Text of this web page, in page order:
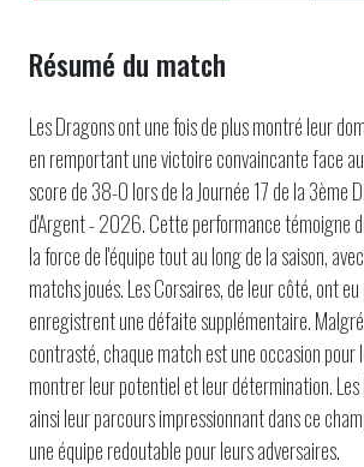
Résumé du match
Les Dragons ont une fois de plus montré leur
en remportant une victoire convaincante face
score de 38-0 lors de la Journée 17 de la 3ème
d'Argent - 2026. Cette performance témoigne
la force de l'équipe tout au long de la saison,
matchs joués. Les Corsaires, de leur côté, ont
enregistrent une défaite supplémentaire.
contrasté, chaque match est une occasion pour
montrer leur potentiel et leur détermination.
ainsi leur parcours impressionnant dans ce
une équipe redoutable pour leurs adversaires.